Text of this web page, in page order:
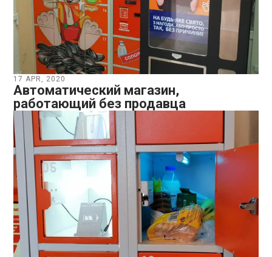
17 APR, 2020
Автоматический магазин,
работающий без продавца